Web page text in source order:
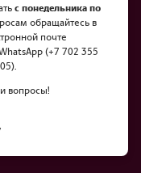
с понедельника по
обращайтесь в
почте
(+7 702 355
вопросы!